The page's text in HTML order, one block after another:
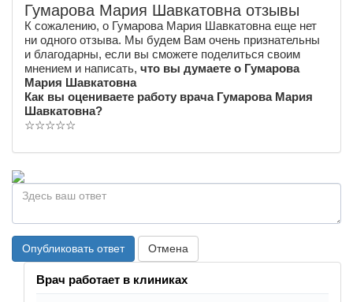
Гумарова Мария Шавкатовна отзывы
К сожалению, о Гумарова Мария Шавкатовна еще нет
ни одного отзыва. Мы будем Вам очень признательны
и благодарны, если вы сможете поделиться своим
мнением и написать, что вы думаете о Гумарова
Мария Шавкатовна
Как вы оцениваете работу врача Гумарова Мария
Шавкатовна?
☆☆☆☆☆
Опубликовать ответ Отмена
Врач работает в клиниках